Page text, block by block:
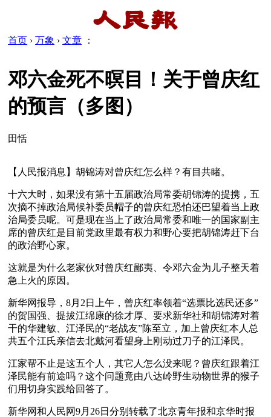
首页 › 万象 › 文章 ：
邓六金死不暝目！关于曾庆红
的预言（多图）
田恬
【人民报消息】胡锦涛对曾庆红怎么样？有目共睹。
十六大时，如果没有第十五届政治局常委胡锦涛的提携，五
次摘不掉政治局候补委员帽子的曾庆红恐怕还巴望着当上政
治局委员呢。可是现在当上了政治局常委和唯一的国家副主
席的曾庆红是目前党政里最有权力和野心要把胡锦涛赶下台
的政治野心家。
这就是为什么老家伙对曾庆红鄙夷、令邓六金为儿子整天着
急上火的原因。
新华网报导，8月2日上午，曾庆红率领着“选票比选民还多”
的贺国强、提拔江绵康的徐才厚、要求新华社和胡锦涛对着
干的华建敏、江泽民的“老战友”陈至立，加上曾庆红本人总
共五个江氏亲信去北戴河看望身上刚动过刀子的江泽民。
江家帮不止是这五个人，其它人怎么没来呢？曾庆红跟着江
泽民能有前途吗？这个问题竟由八达岭野生动物世界的猴子
们用切身实践给回答了。
新华网和人民网9月26日分别转载了北京青年报和京华时报